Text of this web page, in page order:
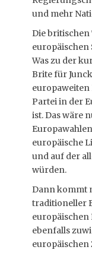
und mehr
Die britischen
Was zu der
Brite für
Partei in der
ist. Das wäre
europäische
und auf der
würden.
Dann kommt
traditioneller
europäischen
ebenfalls